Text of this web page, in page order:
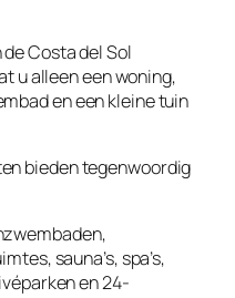
Costa del Sol
u alleen een woning,
en een kleine tuin
bieden tegenwoordig
sauna’s, spa’s,
en 24-